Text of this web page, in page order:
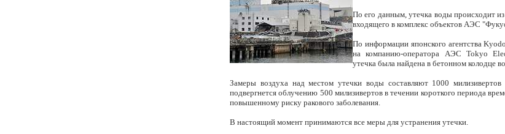
По его данным, утечка воды происходит из
входящего в комплекс объектов АЭС
По информации японского агентства
на компанию-оператора АЭС Tokyo
утечка была найдена в бетонном колодце
Замеры воздуха над местом утечки воды составляют 1000
подвергнется облучению 500 милизивертов в течении короткого периода
повышенному риску ракового заболевания.
В настоящий момент принимаются все меры для устранения утечки.